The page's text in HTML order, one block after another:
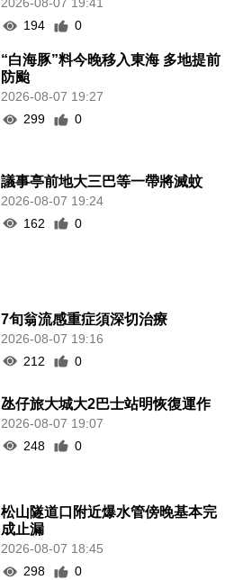
2026-08-07 19:41
194
0
“白海豚”料今晚移入東海 多地提前
防颱
2026-08-07 19:27
299
0
議事亭前地大三巴等一帶將滅蚊
2026-08-07 19:24
162
0
7旬翁流感重症須深切治療
2026-08-07 19:16
212
0
氹仔旅大城大2巴士站明恢復運作
2026-08-07 19:07
248
0
松山隧道口附近爆水管傍晚基本完
成止漏
2026-08-07 18:45
298
0